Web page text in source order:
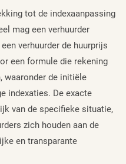
tot de indexaanpassing
mag een verhuurder
verhuurder de huurprijs
een formule die rekening
waaronder de initiële
indexaties. De exacte
van de specifieke situatie,
zich houden aan de
en transparante